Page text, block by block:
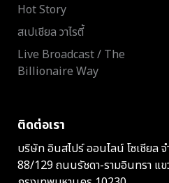
Hot Story
สเปเชียล วาไรตี้
Live Broadcast / The
Billionaire Way
ติดต่อเรา
บริษัท อินสไปร์ ออนไลน์ โซเชียล
88/129 ถนนรัชดา-รามอินทรา แข